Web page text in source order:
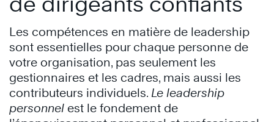
Les compétences en matière de leadership
sont essentielles pour chaque personne de
votre organisation, pas seulement les
gestionnaires et les cadres, mais aussi les
contributeurs individuels. Le leadership
personnel est le fondement de